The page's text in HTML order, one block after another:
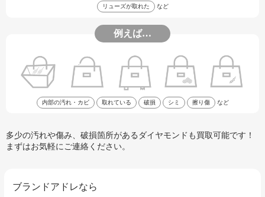
リューズが取れた など
例えば…
内部の汚れ・カビ 取れている 破損 シミ 擦り傷 など
多少の汚れや傷み、破損箇所があるダイヤモンドも買取可能です！
まずはお気軽にご連絡ください。
ブランドアドレなら